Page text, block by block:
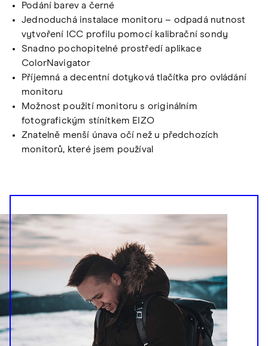
Podání barev a černé
Jednoduchá instalace monitoru – odpadá nutnost
vytvoření ICC profilu pomocí kalibrační sondy
Snadno pochopitelné prostředí aplikace
ColorNavigator
Příjemná a decentní dotyková tlačítka pro ovládání
monitoru
Možnost použití monitoru s originálním
fotografickým stínítkem EIZO
Znatelně menší únava očí než u předchozích
monitorů, které jsem používal